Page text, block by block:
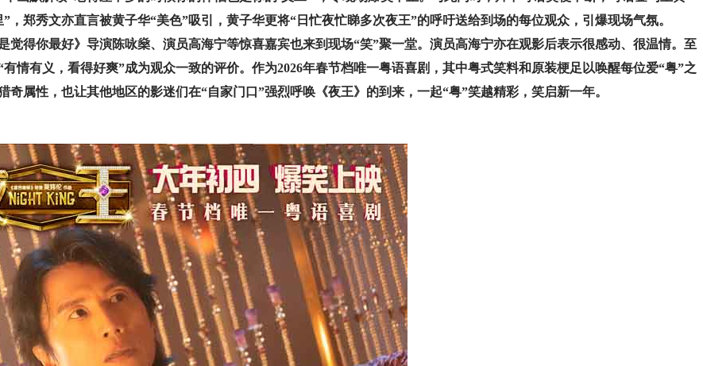
郑秀文亦直言被黄子华“美色”吸引，黄子华更将“日忙夜忙睇多次夜王”的呼吁送给到场的每位观众，引爆现场气氛。
得你最好》导演陈咏燊、演员高海宁等惊喜嘉宾也来到现场“笑”聚一堂。演员高海宁亦在观影后表示很感动、很温情。至
情有义，看得好爽”成为观众一致的评价。作为2026年春节档唯一粤语喜剧，其中粤式笑料和原装梗足以唤醒每位爱“粤”之
属性，也让其他地区的影迷们在“自家门口”强烈呼唤《夜王》的到来，一起“粤”笑越精彩，笑启新一年。